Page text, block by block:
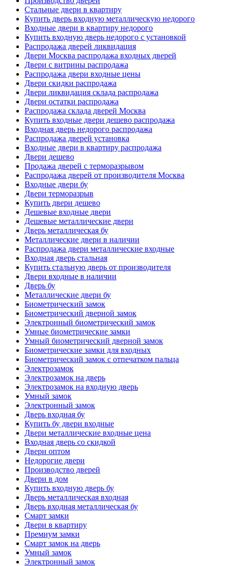
Стальные двери в квартиру
Купить дверь входную металлическую недорого
Входные двери в квартиру недорого
Купить входную дверь недорого с установкой
Распродажа дверей ликвидация
Двери Москва распродажа входных дверей
Двери с витрины распродажа
Распродажа двери входные цены
Двери скидки распродажа
Двери ликвидация склада распродажа
Двери остатки распродажа
Распродажа склада дверей Москва
Купить входные двери дешево распродажа
Входная дверь недорого распродажа
Распродажа дверей установка
Входные двери в квартиру распродажа
Двери дешево
Продажа дверей с терморазрывом
Распродажа дверей от производителя Москва
Входные двери бу
Двери терморазрыв
Купить двери дешево
Дешевые входные двери
Дешевые металлические двери
Дверь металлическая бу
Металлические двери в наличии
Распродажа двери металлические входные
Входная дверь стальная
Купить стальную дверь от производителя
Двери входные в наличии
Дверь бу
Металлические двери бу
Биометрический замок
Биометрический дверной замок
Электронный биометрический замок
Умные биометрические замки
Умный биометрический дверной замок
Биометрические замки для входных
Биометрический замок с отпечатком пальца
Электрозамок
Электрозамок на дверь
Электрозамок на входную дверь
Умный замок
Электронный замок
Дверь входная бу
Купить бу двери входные
Двери металлические входные цена
Входная дверь со скидкой
Двери оптом
Недорогие двери
Производство дверей
Двери в дом
Купить входную дверь бу
Дверь металлическая входная
Дверь входная металлическая бу
Смарт замки
Двери в квартиру
Премиум замки
Смарт замок на дверь
Умный замок
Электронный замок